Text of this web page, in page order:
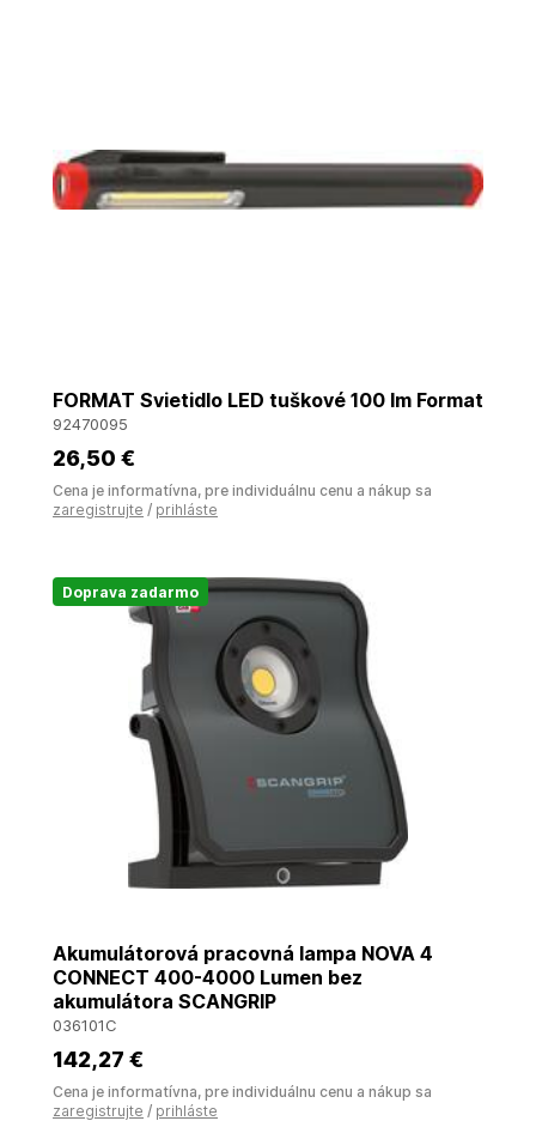
FORMAT Svietidlo LED tuškové 100 lm Format
92470095
26,50 €
Cena je informatívna, pre individuálnu cenu a nákup sa
zaregistrujte / prihláste
Doprava zadarmo
Akumulátorová pracovná lampa NOVA 4
CONNECT 400-4000 Lumen bez
akumulátora SCANGRIP
036101C
142,27 €
Cena je informatívna, pre individuálnu cenu a nákup sa
zaregistrujte / prihláste